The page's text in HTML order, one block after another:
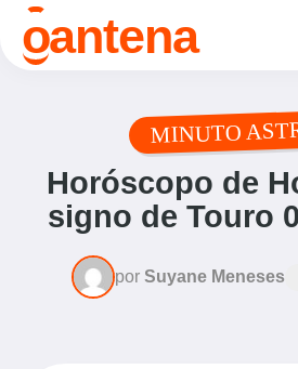
oantena
MINUTO
Horóscopo de
signo de Touro
por Suyane Meneses